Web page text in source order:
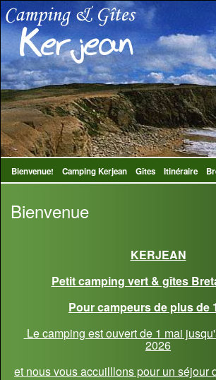
Bienvenue! Camping Kerjean Gîtes Itinéraire
Bienvenue
KERJEAN
Petit camping vert & gîtes
Pour campeurs de plus de
Le camping est ouvert de 1 mai
2026
et nous vous accuilllons pour un séjour